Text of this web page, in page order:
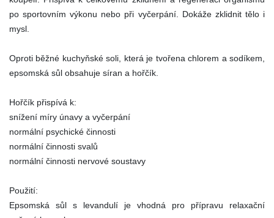
po sportovním výkonu nebo při vyčerpání. Dokáže zklidnit tělo i
mysl.
Oproti běžné kuchyňské soli, která je tvořena chlorem a sodíkem,
epsomská sůl obsahuje síran a hořčík.
Hořčík přispívá k:
snížení míry únavy a vyčerpání
normální psychické činnosti
normální činnosti svalů
normální činnosti nervové soustavy
Použití:
Epsomská sůl s levandulí je vhodná pro přípravu relaxační